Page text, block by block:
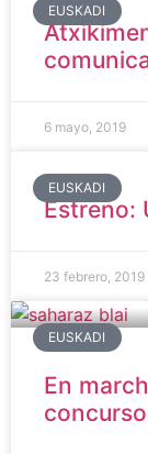
EUSKADI
6 mayo, 2019
EUSKADI
Estreno:
23 febrero, 2019
EUSKADI
En